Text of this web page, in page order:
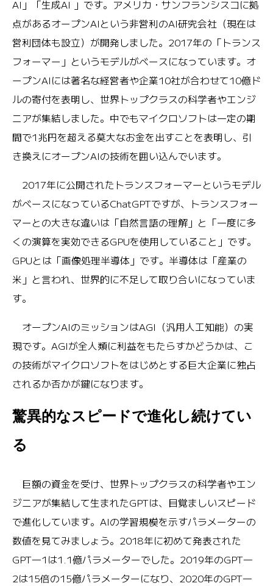
AI」「生成AI 」です。アメリカ・サンフランシスコに拠
点があるオープンAIという非営利のAI研究会社（現在は
営利団体も設立）が開発しました。2017年の「トランス
フォーマー」というモデルがベースになっています。オ
ープンAIには著名な経営者や企業10社が合わせて10億ド
ルの寄付を表明し、世界トップクラスの科学者やエンジ
ニアが集結しました。中でもマイクロソフトは一定の期
間で1兆円を超える莫大なお金を出すことを表明し、引
き換えにオープンAIの技術を囲い込んでいます。
2017年に公開されたトランスフォーマーというモデル
がベースになっているChatGPTですが、トランスフォー
マーとの大きな違いは「自然言語の理解」と「一度に多
くの演算を実効できるGPUを使用していること」です。
GPUとは「画像処理半導体」です。半導体は「産業の
米」と言われ、世界的に不足して取り合いになっていま
す。
オープンAIのミッションはAGI（汎用人工知能）の実
現です。AGIが全人類に利益をもたらすかどうかは、こ
の技術がマイクロソフトをはじめとする巨大企業に独占
されるか否かが鍵になります。
驚異的なスピードで進化し続けてい
る
巨額の資金を受け、世界トップクラスの科学者やエン
ジニアが集結して生まれたGPTは、目覚ましいスピード
で進化しています。AIの学習規模を示すパラメーターの
数値を見てみましょう。2018年に初めて発表された
GPT―1は1.1億パラメーターでした。2019年のGPT―
2は15倍の15億パラメーターになり、2020年のGPT―